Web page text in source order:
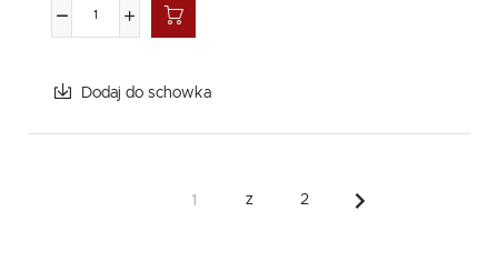
Dodaj do schowka
z 2